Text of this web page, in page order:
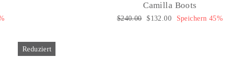
Camilla Boots
Normaler
$240.00 Sonderpreis
$132.00 Speichern 45%
Reduziert